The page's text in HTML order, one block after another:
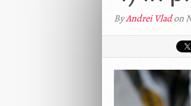
ByAndrei Vladon